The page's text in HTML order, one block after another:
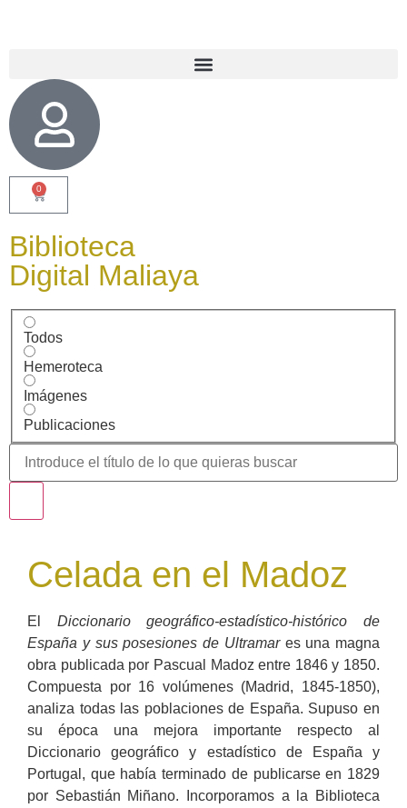
0
Biblioteca
Digital Maliaya
Todos
Hemeroteca
Imágenes
Publicaciones
Celada en el Madoz
El Diccionario geográfico-estadístico-histórico de
España y sus posesiones de Ultramares una magna
obra publicada por Pascual Madoz entre 1846 y 1850.
Compuesta por 16 volúmenes (Madrid, 1845-1850),
analiza todas las poblaciones de España. Supuso en
su época una mejora importante respecto al
Diccionario geográfico y estadístico de España y
Portugal, que había terminado de publicarse en 1829
por Sebastián Miñano. Incorporamos a la Biblioteca